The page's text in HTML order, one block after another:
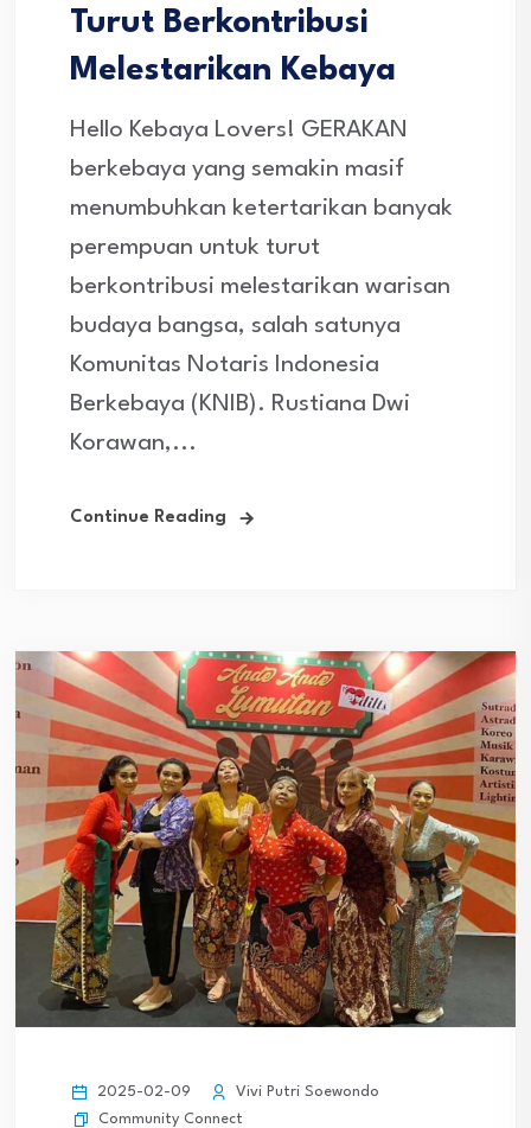
Turut Berkontribusi
Melestarikan Kebaya
Hello Kebaya Lovers! GERAKAN
berkebaya yang semakin masif
menumbuhkan ketertarikan banyak
perempuan untuk turut
berkontribusi melestarikan warisan
budaya bangsa, salah satunya
Komunitas Notaris Indonesia
Berkebaya (KNIB). Rustiana Dwi
Korawan,...
Continue Reading
2025-02-09
Vivi Putri Soewondo
Community Connect